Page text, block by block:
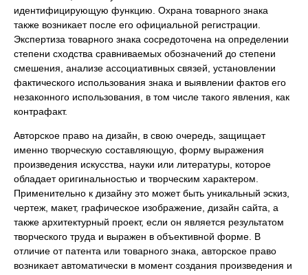
идентифицирующую функцию. Охрана товарного знака
также возникает после его официальной регистрации.
Экспертиза товарного знака сосредоточена на определении
степени сходства сравниваемых обозначений до степени
смешения, анализе ассоциативных связей, установлении
фактического использования знака и выявлении фактов его
незаконного использования, в том числе такого явления, как
контрафакт.
Авторское право на дизайн, в свою очередь, защищает
именно творческую составляющую, форму выражения
произведения искусства, науки или литературы, которое
обладает оригинальностью и творческим характером.
Применительно к дизайну это может быть уникальный эскиз,
чертеж, макет, графическое изображение, дизайн сайта, а
также архитектурный проект, если он является результатом
творческого труда и выражен в объективной форме. В
отличие от патента или товарного знака, авторское право
возникает автоматически в момент создания произведения и